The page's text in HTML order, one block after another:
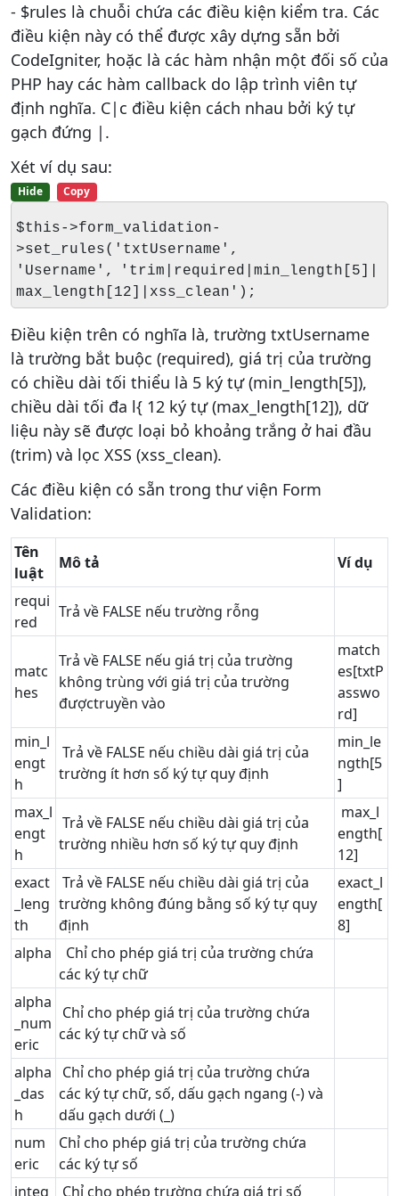
- $rules là chuỗi chứa các điều kiện kiểm tra. Các
điều kiện này có thể được xây dựng sẵn bởi
CodeIgniter, hoặc là các hàm nhận một đối số của
PHP hay các hàm callback do lập trình viên tự
định nghĩa. C|c điều kiện cách nhau bởi ký tự
gạch đứng |.
Xét ví dụ sau:
Hide Copy
$this->form_validation-
>set_rules('txtUsername',
'Username', 'trim|required|min_length[5]|
max_length[12]|xss_clean');
Điều kiện trên có nghĩa là, trường txtUsername
là trường bắt buộc (required), giá trị của trường
có chiều dài tối thiểu là 5 ký tự (min_length[5]),
chiều dài tối đa l{ 12 ký tự (max_length[12]), dữ
liệu này sẽ được loại bỏ khoảng trắng ở hai đầu
(trim) và lọc XSS (xss_clean).
Các điều kiện có sẵn trong thư viện Form
Validation:
Tên
luật
Mô tả
Ví dụ
requi
red
Trả về FALSE nếu trường rỗng
matc
hes
Trả về FALSE nếu giá trị của trường
không trùng với giá trị của trường
đượctruyền vào
match
es[txtP
asswo
rd]
min_l
engt
h
Trả về FALSE nếu chiều dài giá trị của
trường ít hơn số ký tự quy định
min_le
ngth[5
]
max_l
engt
h
Trả về FALSE nếu chiều dài giá trị của
trường nhiều hơn số ký tự quy định
max_l
ength[
12]
exact
_leng
th
Trả về FALSE nếu chiều dài giá trị của
trường không đúng bằng số ký tự quy
định
exact_l
ength[
8]
alpha
Chỉ cho phép giá trị của trường chứa
các ký tự chữ
alpha
_num
eric
Chỉ cho phép giá trị của trường chứa
các ký tự chữ và số
alpha
_das
h
Chỉ cho phép giá trị của trường chứa
các ký tự chữ, số, dấu gạch ngang (-) và
dấu gạch dưới (_)
num
eric
Chỉ cho phép giá trị của trường chứa
các ký tự số
integ
Chỉ cho phép trường chứa giá trị số